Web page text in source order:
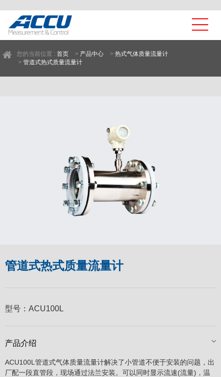
您的当前位置 : 首页 > 产品中心 > 热式气体质量流量计
> 管道式热式质量流量计
管道式热式质量流量计
型号： ACU100L
产品介绍
ACU100L管道式气体质量流量计解决了小管道不便于安装的问题，出
厂配一段直管段，现场通过法兰安装。可以同时显示流速(流量)，温